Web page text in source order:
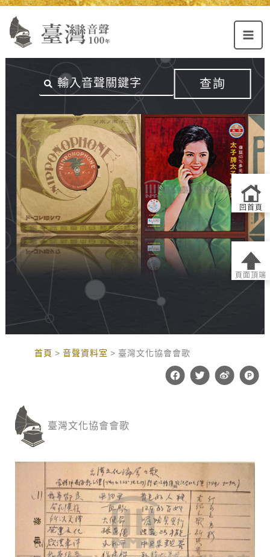
Alt+U：
選
Alt+C：
容
跳
內
查詢
首頁 音聲資料室 臺灣文化協會會歌
F
a
T
w
W
e
P
r
n
臺灣文化協會會歌
回首頁
頁面頂端